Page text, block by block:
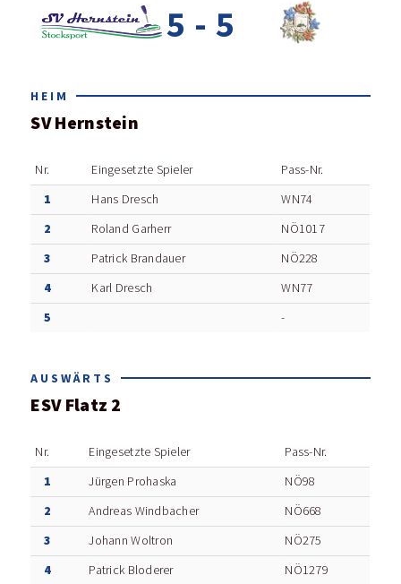
5 - 5
HEIM
SV Hernstein
Nr. Eingesetzte Spieler Pass-Nr.
1 Hans Dresch WN74
2 Roland Garherr NÖ1017
3 Patrick Brandauer NÖ228
4 Karl Dresch WN77
5 -
AUSWÄRTS
ESV Flatz 2
Nr. Eingesetzte Spieler Pass-Nr.
1 Jürgen Prohaska NÖ98
2 Andreas Windbacher NÖ668
3 Johann Woltron NÖ275
4 Patrick Bloderer NÖ1279